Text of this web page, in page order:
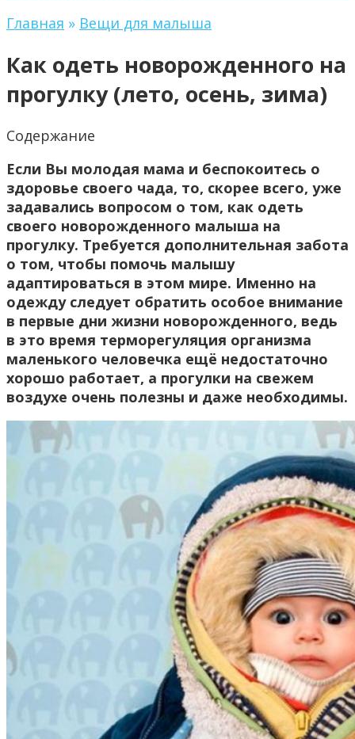
Главная » Вещи для малыша
Как одеть новорожденного на
прогулку (лето, осень, зима)
Содержание
Если Вы молодая мама и беспокоитесь о
здоровье своего чада, то, скорее всего, уже
задавались вопросом о том, как одеть
своего новорожденного малыша на
прогулку. Требуется дополнительная забота
о том, чтобы помочь малышу
адаптироваться в этом мире. Именно на
одежду следует обратить особое внимание
в первые дни жизни новорожденного, ведь
в это время терморегуляция организма
маленького человечка ещё недостаточно
хорошо работает, а прогулки на свежем
воздухе очень полезны и даже необходимы.